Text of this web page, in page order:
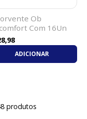
Ob
Com 16Un
ADICIONAR
produtos